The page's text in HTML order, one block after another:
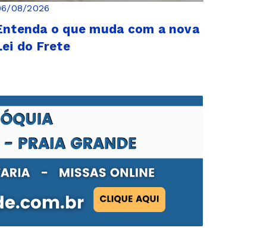
08/2026
o que muda com a nova
do Frete